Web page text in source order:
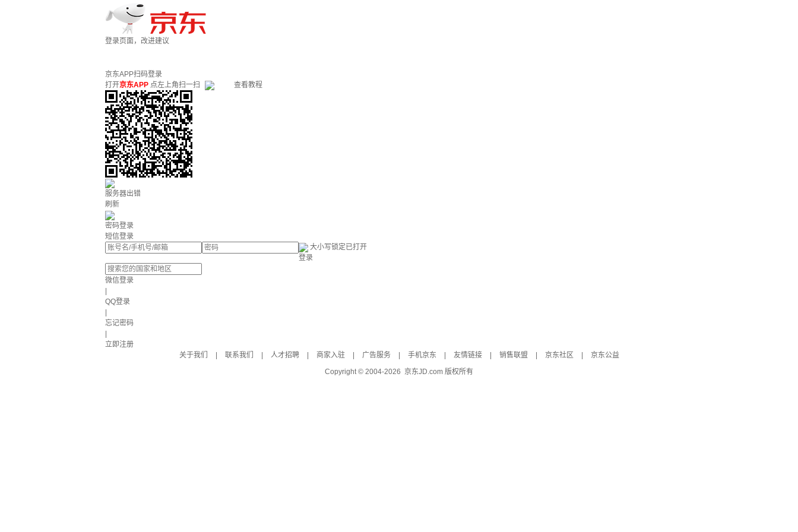
登录页面，改进建议
京东APP扫码登录
打开京东APP 点左上角扫一扫 查看教程
服务器出错
刷新
密码登录
短信登录
大小写锁定已打开
登录
微信登录
QQ登录
忘记密码
立即注册
关于我们
联系我们 人才招聘 商家入驻 广告服务 手机京东 友情链接 销售联盟 京东社区
京东公益
Copyright © 2004-2026 京东JD.com 版权所有